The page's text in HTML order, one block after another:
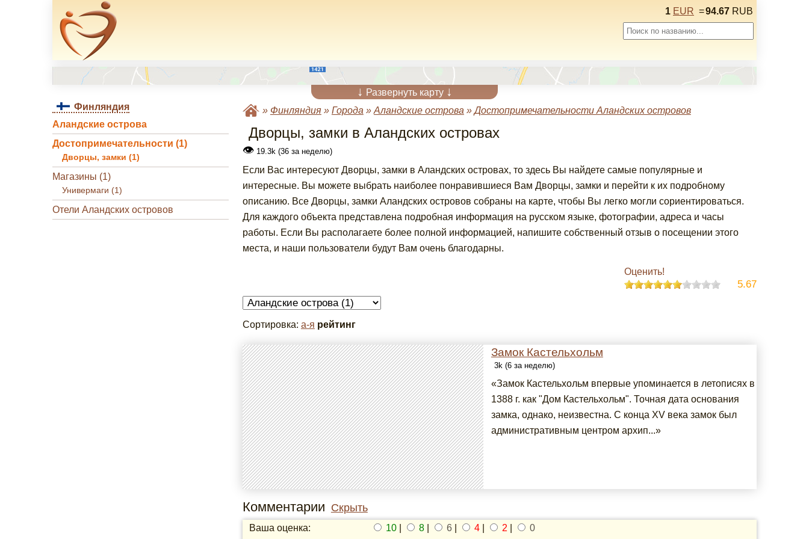
1 EUR =94.67 RUB
↓ Развернуть карту ↓
Финляндия
Аландские острова
Достопримечательности (1)
Дворцы, замки (1)
Магазины (1)
Универмаги (1)
Отели Аландских островов
» Финляндия» Города » Аландские острова »Достопримечательности Аландских островов
Дворцы, замки в Аландских островах
👁19.3k (36 за неделю)
Если Вас интересуют Дворцы, замки в Аландских островах, то здесь Вы найдете самые популярные и
интересные. Вы можете выбрать наиболее понравившиеся Вам Дворцы, замки и перейти к их подробному
описанию. Все Дворцы, замки Аландских островов собраны на карте, чтобы Вы легко могли сориентироваться.
Для каждого объекта представлена подробная информация на русском языке, фотографии, адреса и часы
работы. Если Вы располагаете более полной информацией, напишите собственный отзыв о посещении этого
места, и наши пользователи будут Вам очень благодарны.
Оценить!
5.67
Сортировка: а-я рейтинг
Замок Кастельхольм
3k (6 за неделю)
«Замок Кастельхольм впервые упоминается в летописях в
1388 г. как "Дом Кастельхольм". Точная дата основания
замка, однако, неизвестна. С конца XV века замок был
административным центром архип...»
Комментарии Скрыть
Ваша оценка: 10| 8| 6| 4| 2
0